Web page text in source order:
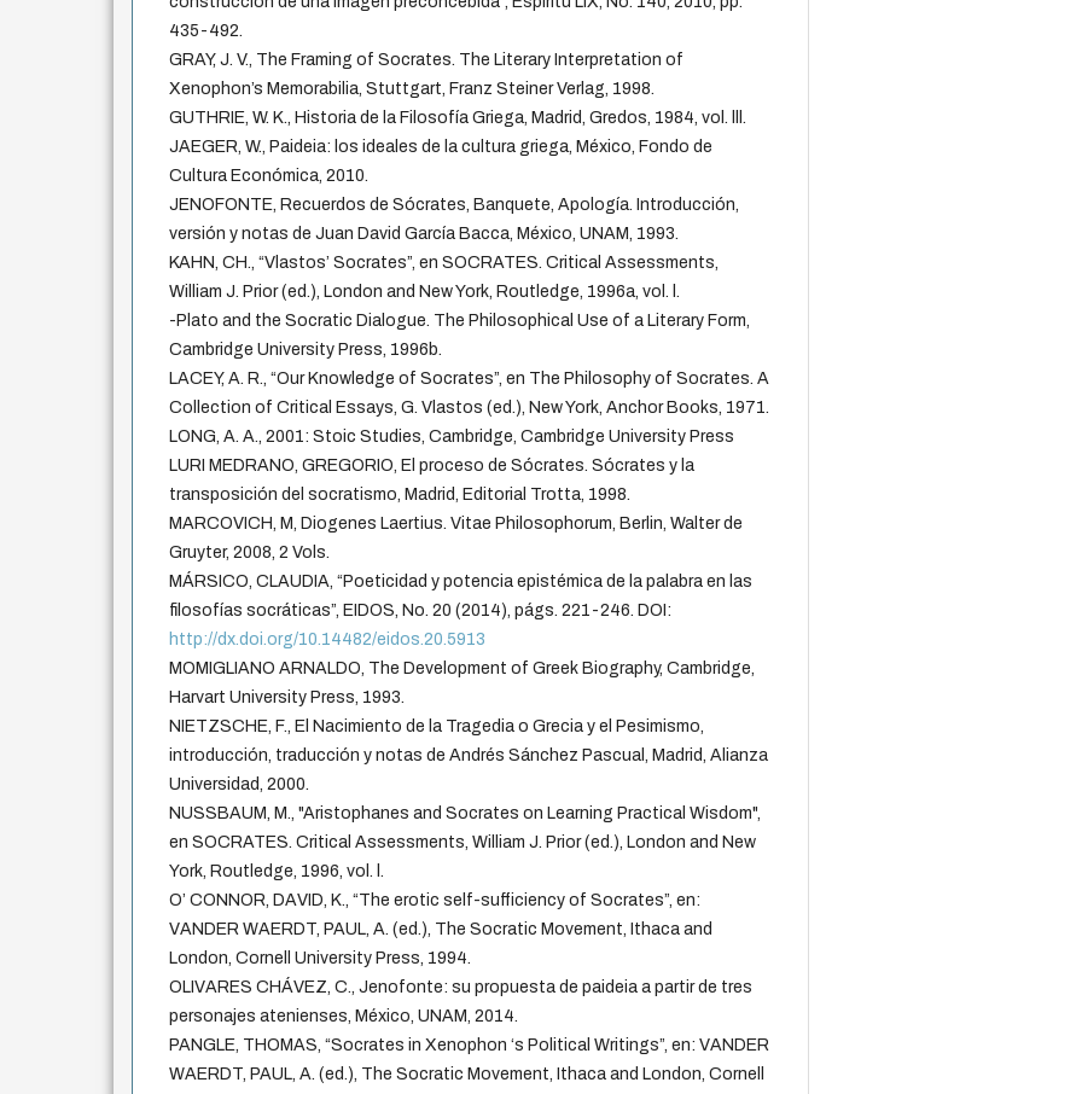
435-492.
GRAY, J. V., The Framing of Socrates. The Literary Interpretation of
Xenophon’s Memorabilia, Stuttgart, Franz Steiner Verlag, 1998.
GUTHRIE, W. K., Historia de la Filosofía Griega, Madrid, Gredos, 1984, vol. lll.
JAEGER, W., Paideia: los ideales de la cultura griega, México, Fondo de
Cultura Económica, 2010.
JENOFONTE, Recuerdos de Sócrates, Banquete, Apología. Introducción,
versión y notas de Juan David García Bacca, México, UNAM, 1993.
KAHN, CH., “Vlastos’ Socrates”, en SOCRATES. Critical Assessments,
William J. Prior (ed.), London and New York, Routledge, 1996a, vol. l.
-Plato and the Socratic Dialogue. The Philosophical Use of a Literary Form,
Cambridge University Press, 1996b.
LACEY, A. R., “Our Knowledge of Socrates”, en The Philosophy of Socrates. A
Collection of Critical Essays, G. Vlastos (ed.), New York, Anchor Books, 1971.
LONG, A. A., 2001: Stoic Studies, Cambridge, Cambridge University Press
LURI MEDRANO, GREGORIO, El proceso de Sócrates. Sócrates y la
transposición del socratismo, Madrid, Editorial Trotta, 1998.
MARCOVICH, M, Diogenes Laertius. Vitae Philosophorum, Berlin, Walter de
Gruyter, 2008, 2 Vols.
MÁRSICO, CLAUDIA, “Poeticidad y potencia epistémica de la palabra en las
filosofías socráticas”, EIDOS, No. 20 (2014), págs. 221-246. DOI:
http://dx.doi.org/10.14482/eidos.20.5913
MOMIGLIANO ARNALDO, The Development of Greek Biography, Cambridge,
Harvart University Press, 1993.
NIETZSCHE, F., El Nacimiento de la Tragedia o Grecia y el Pesimismo,
introducción, traducción y notas de Andrés Sánchez Pascual, Madrid, Alianza
Universidad, 2000.
NUSSBAUM, M., "Aristophanes and Socrates on Learning Practical Wisdom",
en SOCRATES. Critical Assessments, William J. Prior (ed.), London and New
York, Routledge, 1996, vol. l.
O’ CONNOR, DAVID, K., “The erotic self-sufficiency of Socrates”, en:
VANDER WAERDT, PAUL, A. (ed.), The Socratic Movement, Ithaca and
London, Cornell University Press, 1994.
OLIVARES CHÁVEZ, C., Jenofonte: su propuesta de paideia a partir de tres
personajes atenienses, México, UNAM, 2014.
PANGLE, THOMAS, “Socrates in Xenophon ‘s Political Writings”, en: VANDER
WAERDT, PAUL, A. (ed.), The Socratic Movement, Ithaca and London, Cornell